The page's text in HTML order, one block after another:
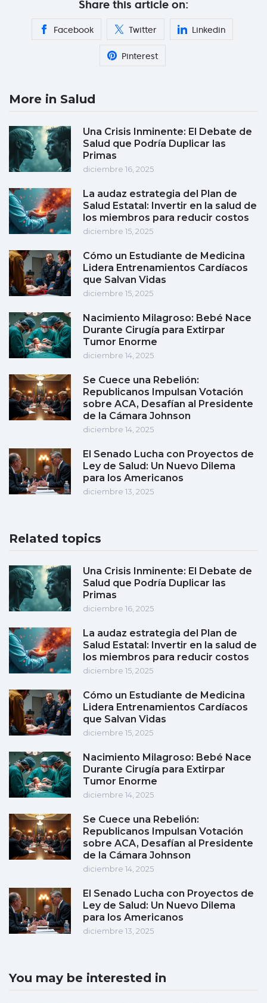
Share this article on:
Facebook Twitter Linkedin
Pinterest
More in Salud
Una Crisis Inminente: El Debate de
Salud que Podría Duplicar las
Primas
diciembre 16, 2025
La audaz estrategia del Plan de
Salud Estatal: Invertir en la salud de
los miembros para reducir costos
diciembre 15, 2025
Cómo un Estudiante de Medicina
Lidera Entrenamientos Cardíacos
que Salvan Vidas
diciembre 15, 2025
Nacimiento Milagroso: Bebé Nace
Durante Cirugía para Extirpar
Tumor Enorme
diciembre 14, 2025
Se Cuece una Rebelión:
Republicanos Impulsan Votación
sobre ACA, Desafían al Presidente
de la Cámara Johnson
diciembre 14, 2025
El Senado Lucha con Proyectos de
Ley de Salud: Un Nuevo Dilema
para los Americanos
diciembre 13, 2025
Related topics
Una Crisis Inminente: El Debate de
Salud que Podría Duplicar las
Primas
diciembre 16, 2025
La audaz estrategia del Plan de
Salud Estatal: Invertir en la salud de
los miembros para reducir costos
diciembre 15, 2025
Cómo un Estudiante de Medicina
Lidera Entrenamientos Cardíacos
que Salvan Vidas
diciembre 15, 2025
Nacimiento Milagroso: Bebé Nace
Durante Cirugía para Extirpar
Tumor Enorme
diciembre 14, 2025
Se Cuece una Rebelión:
Republicanos Impulsan Votación
sobre ACA, Desafían al Presidente
de la Cámara Johnson
diciembre 14, 2025
El Senado Lucha con Proyectos de
Ley de Salud: Un Nuevo Dilema
para los Americanos
diciembre 13, 2025
You may be interested in